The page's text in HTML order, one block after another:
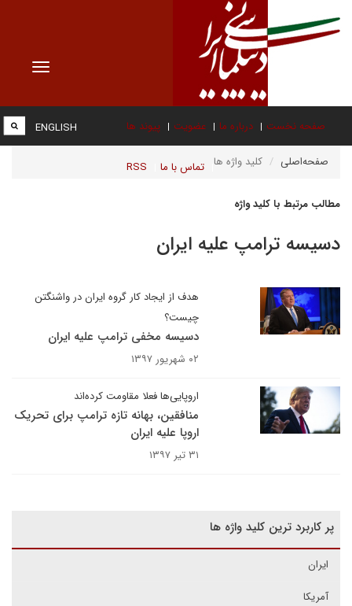
Toggle
صفحه نخست درباره ما عضویت پیوند ها
تماس با ما RSS
ENGLISH
صفحه‌اصلی کلید واژه ها
مطالب مرتبط با کلید واژه
دسیسه ترامپ علیه ایران
هدف از ایجاد کار گروه ایران در واشنگتن
چیست؟
دسیسه مخفی ترامپ علیه ایران
۰۲ شهریور ۱۳۹۷
اروپایی‌ها فعلا مقاومت کرده‌اند
منافقین، بهانه تازه ترامپ برای تحریک
اروپا علیه ایران
۳۱ تیر ۱۳۹۷
پر کاربرد ترین کلید واژه ها
ایران
آمریکا